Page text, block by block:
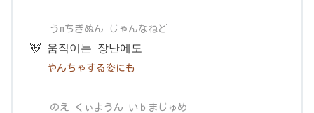
うmちぎぬん じゃんなねど
🦌 움직이는 장난에도
やんちゃする姿にも
のえ くぃようん いｂまじゅめ